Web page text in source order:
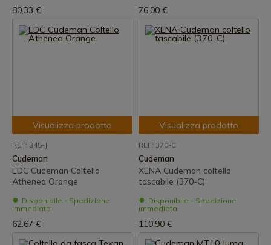
80,33 € 76,00 €
Visualizza prodotto
REF: 345-J
Cudeman
EDC Cudeman Coltello
Athenea Orange
Disponibile - Spedizione
immediata
62,67 €
Visualizza prodotto
REF: 370-C
Cudeman
XENA Cudeman coltello
tascabile (370-C)
Disponibile - Spedizione
immediata
110,90 €